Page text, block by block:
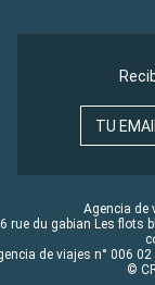
TU
Agencia de
rue du gabian Les flots
de viajes n° 006
©